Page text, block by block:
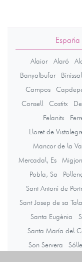
España
Alaior Alaró
Banyalbufar
Campos
Consell
Costitx
Felanitx
Lloret de
Mancor de la
Mercadal, Es
Pobla, Sa
Sant Antoni de
Sant Josep de sa
Santa Eugènia
Santa María del
Son Servera